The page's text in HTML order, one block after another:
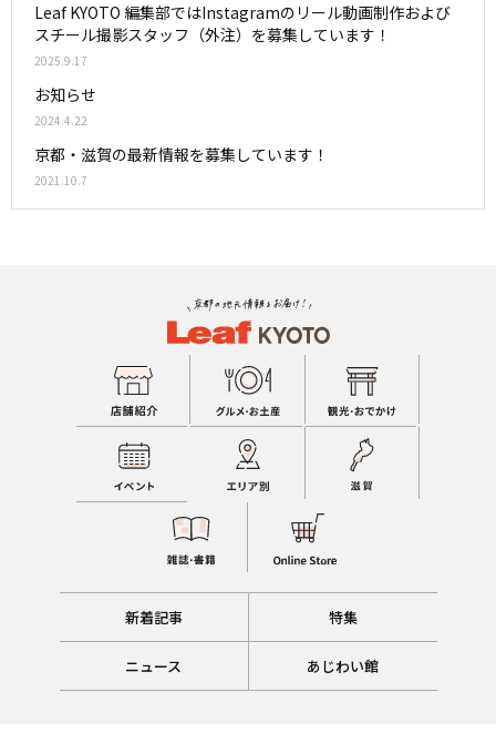
Leaf KYOTO 編集部ではInstagramのリール動画制作および
スチール撮影スタッフ（外注）を募集しています！
2025.9.17
お知らせ
2024.4.22
京都・滋賀の最新情報を募集しています！
2021.10.7
新着記事 特集
ニュース あじわい館